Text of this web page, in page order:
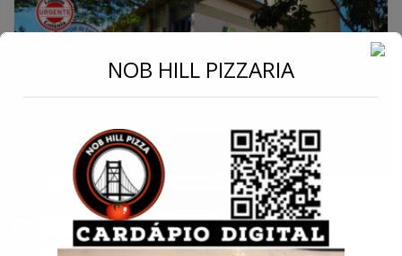
ECONOMIA INFRAESTRUTURA NOTÍCIAS ÚLTIMAS
Goiás supera 15 mil novas
NOB HILL PIZZARIA